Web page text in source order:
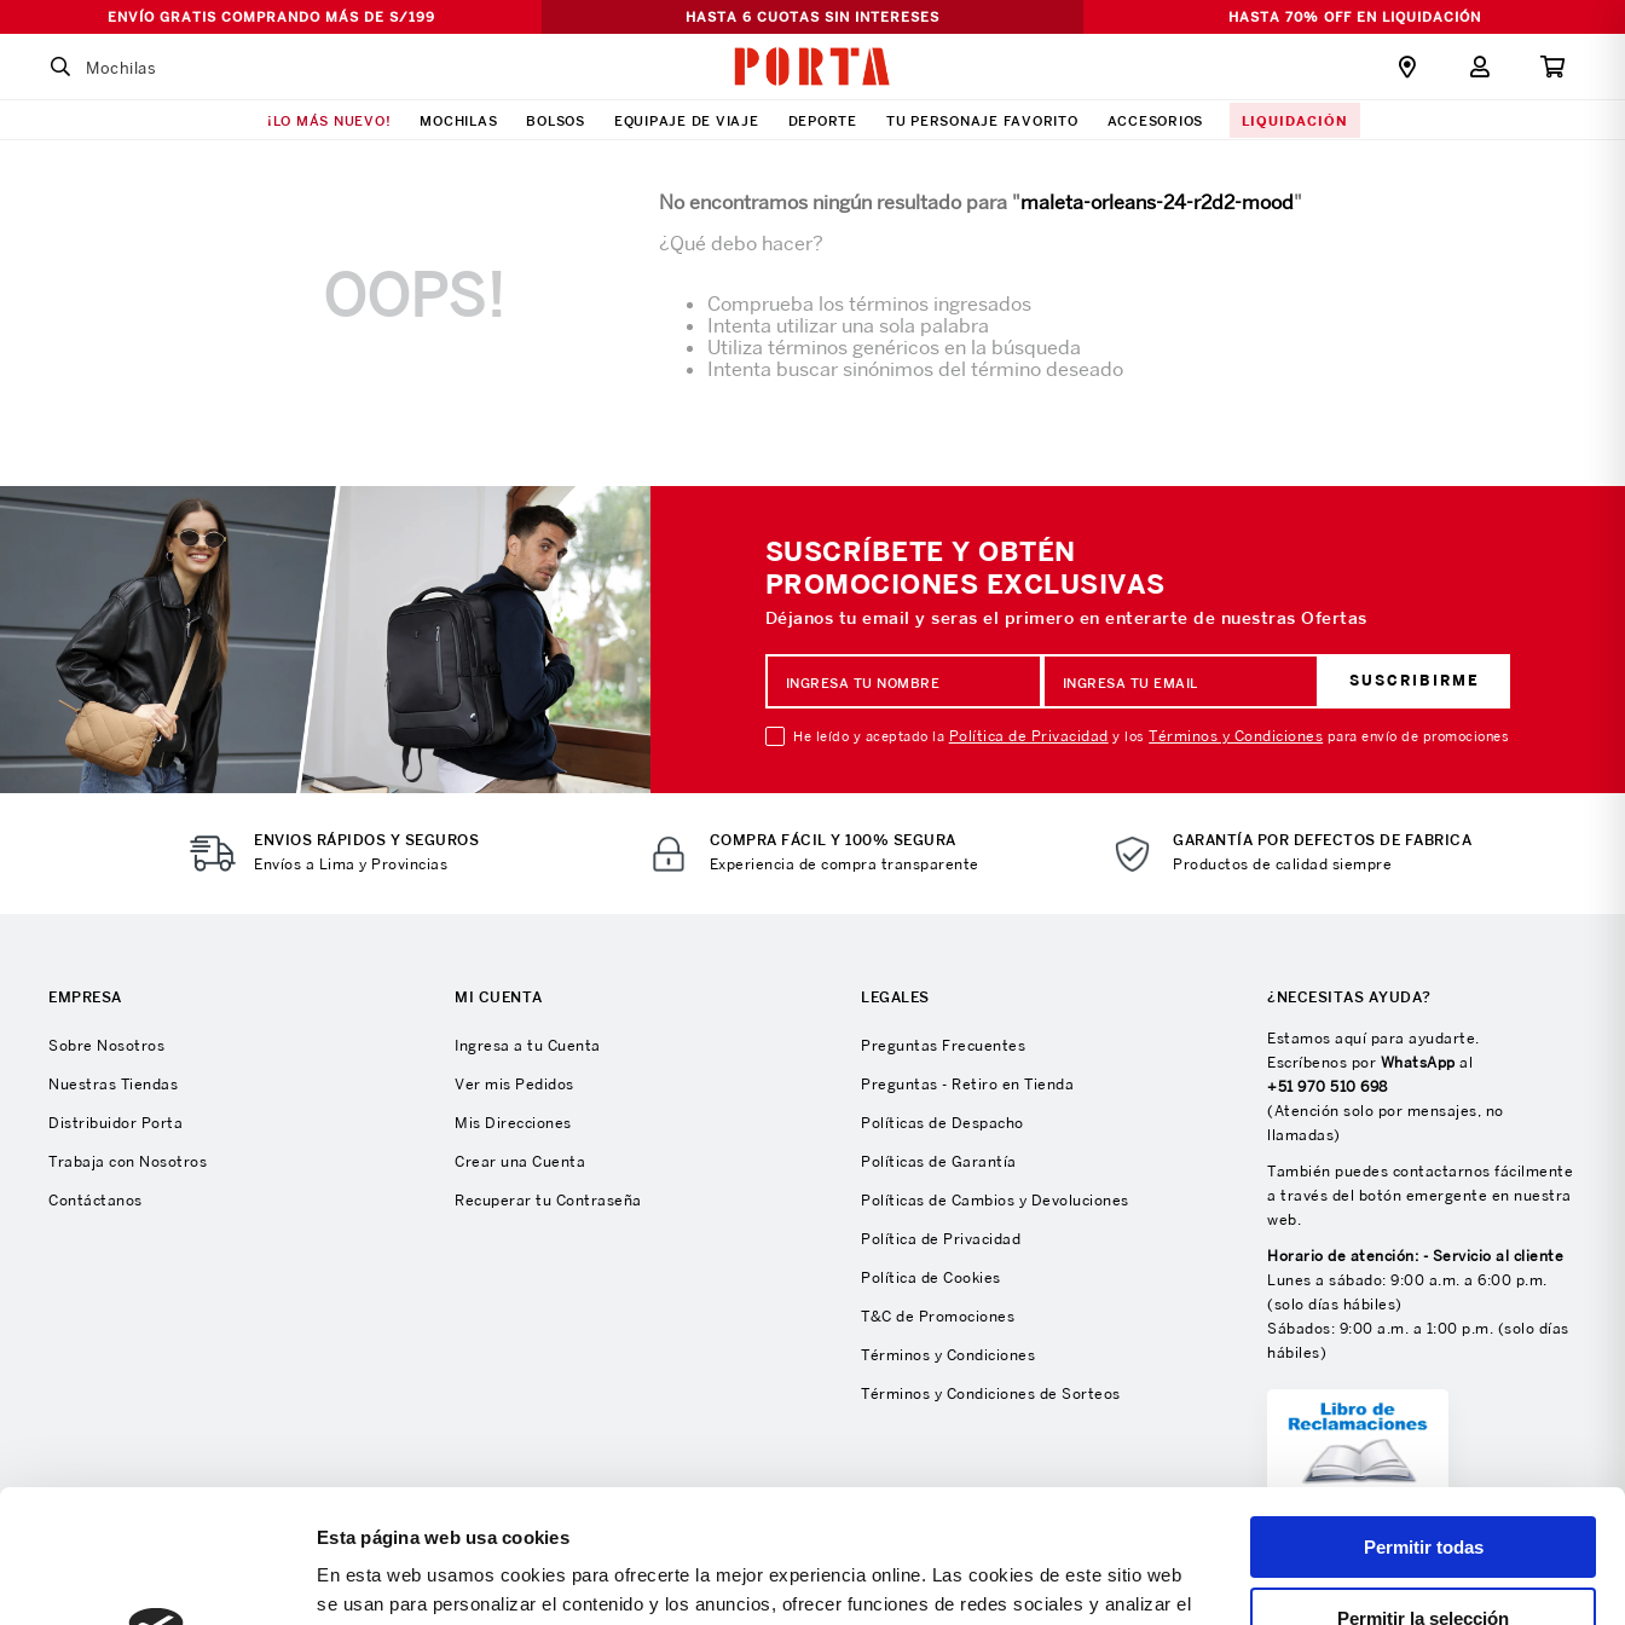
Esta página web usa cookies
En esta web usamos cookies para ofrecerte la mejor experiencia online. Las cookies de este sitio web
se usan para personalizar el contenido y los anuncios, ofrecer funciones de redes sociales y analizar el
Permitir todas
Permitir la selección
ENVÍO GRATIS COMPRANDO MÁS DE S/199 HASTA 6 CUOTAS SIN INTERESES HASTA 70% OFF EN LIQUIDACIÓN
Buscar un producto...
¡LO MÁS NUEVO! MOCHILAS BOLSOS EQUIPAJE DE VIAJE DEPORTE TU PERSONAJE FAVORITO ACCESORIOS LIQUIDACIÓN
OOPS!
No encontramos ningún resultado para "maleta-orleans-24-r2d2-mood"
¿Qué debo hacer?
Comprueba los términos ingresados
Intenta utilizar una sola palabra
Utiliza términos genéricos en la búsqueda
Intenta buscar sinónimos del término deseado
SUSCRÍBETE Y OBTÉN
PROMOCIONES EXCLUSIVAS
Déjanos tu email y seras el primero en enterarte de nuestras Ofertas
SUSCRIBIRME
He leído y aceptado la Política de Privacidad y losTérminos y Condiciones para envío de promociones
ENVIOS RÁPIDOS Y SEGUROS
Envíos a Lima y Provincias
COMPRA FÁCIL Y 100% SEGURA
Experiencia de compra transparente
GARANTÍA POR DEFECTOS DE FABRICA
Productos de calidad siempre
EMPRESA
Sobre Nosotros
Nuestras Tiendas
Distribuidor Porta
Trabaja con Nosotros
Contáctanos
MI CUENTA
Ingresa a tu Cuenta
Ver mis Pedidos
Mis Direcciones
Crear una Cuenta
Recuperar tu Contraseña
LEGALES
Preguntas Frecuentes
Preguntas - Retiro en Tienda
Políticas de Despacho
Políticas de Garantía
Políticas de Cambios y Devoluciones
Política de Privacidad
Política de Cookies
T&C de Promociones
Términos y Condiciones
Términos y Condiciones de Sorteos
¿NECESITAS AYUDA?
Estamos aquí para ayudarte.
Escríbenos por WhatsApp al
+51 970 510 698
(Atención solo por mensajes, no
llamadas)
También puedes contactarnos fácilmente
a través del botón emergente en nuestra
web.
Horario de atención: - Servicio al cliente
Lunes a sábado: 9:00 a.m. a 6:00 p.m.
(solo días hábiles)
Sábados: 9:00 a.m. a 1:00 p.m. (solo días
hábiles)
8. Canguro
9. Loncheras
Mochila Viajera